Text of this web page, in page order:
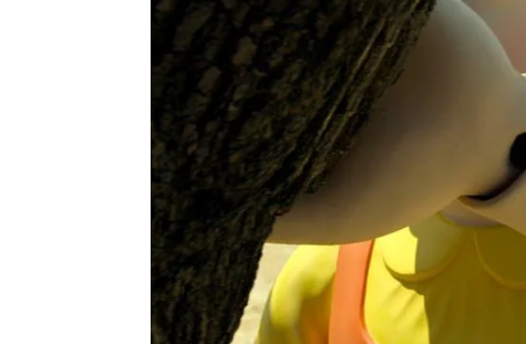
Objetivo TV
Madrid
Publicado: 02 de octubre de 2021, 15:14
Más información
El final explicado de 'El
juego del calamar':
todo lo que ocurre
después de ganar el
'El Juego
de
en la serie
Casa de